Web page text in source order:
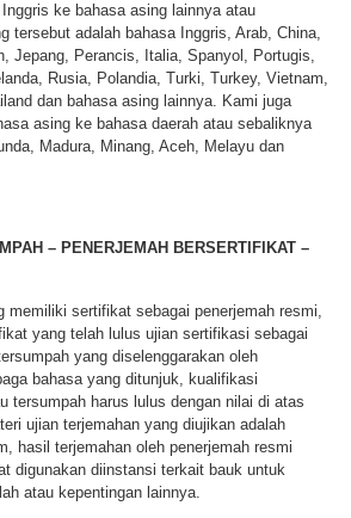
ke bahasa asing lainnya atau
tersebut adalah bahasa Inggris, Arab, China,
Jepang, Perancis, Italia, Spanyol, Portugis,
Rusia, Polandia, Turki, Turkey, Vietnam,
dan bahasa asing lainnya. Kami juga
asing ke bahasa daerah atau sebaliknya
Madura, Minang, Aceh, Melayu dan
– PENERJEMAH BERSERTIFIKAT –
memiliki sertifikat sebagai penerjemah resmi,
yang telah lulus ujian sertifikasi sebagai
yang diselenggarakan oleh
bahasa yang ditunjuk, kualifikasi
tersumpah harus lulus dengan nilai di atas
ujian terjemahan yang diujikan adalah
hasil terjemahan oleh penerjemah resmi
digunakan diinstansi terkait bauk untuk
atau kepentingan lainnya.